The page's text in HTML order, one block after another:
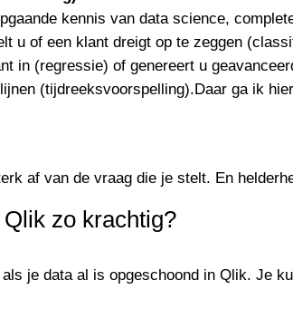
kennis van data science,
u of een klant dreigt op te zeggen
in (regressie) of genereert u
(tijdreeksvoorspelling).Daar ga ik
af van de vraag die je stelt. En
zo krachtig?
je data al is opgeschoond in Qlik. Je